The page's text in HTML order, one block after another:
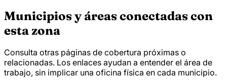
Municipios y áreas conectadas con
esta zona
Consulta otras páginas de cobertura próximas o
relacionadas. Los enlaces ayudan a entender el área de
trabajo, sin implicar una oficina física en cada municipio.